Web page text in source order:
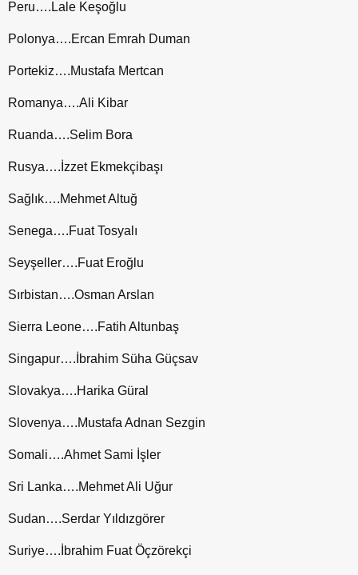
Peru….Lale Keşoğlu
Polonya….Ercan Emrah Duman
Portekiz….Mustafa Mertcan
Romanya….Ali Kibar
Ruanda….Selim Bora
Rusya….İzzet Ekmekçibaşı
Sağlık….Mehmet Altuğ
Senega….Fuat Tosyalı
Seyşeller….Fuat Eroğlu
Sırbistan….Osman Arslan
Sierra Leone….Fatih Altunbaş
Singapur….İbrahim Süha Güçsav
Slovakya….Harika Güral
Slovenya….Mustafa Adnan Sezgin
Somali….Ahmet Sami İşler
Sri Lanka….Mehmet Ali Uğur
Sudan….Serdar Yıldızgörer
Suriye….İbrahim Fuat Öçzörekçi